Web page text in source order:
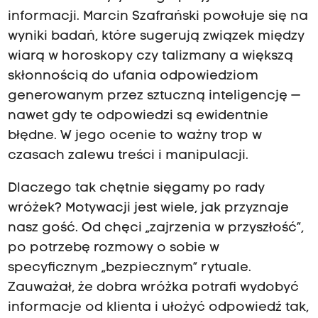
informacji. Marcin Szafrański powołuje się na
wyniki badań, które sugerują związek między
wiarą w horoskopy czy talizmany a większą
skłonnością do ufania odpowiedziom
generowanym przez sztuczną inteligencję —
nawet gdy te odpowiedzi są ewidentnie
błędne. W jego ocenie to ważny trop w
czasach zalewu treści i manipulacji.
Dlaczego tak chętnie sięgamy po rady
wróżek? Motywacji jest wiele, jak przyznaje
nasz gość. Od chęci „zajrzenia w przyszłość”,
po potrzebę rozmowy o sobie w
specyficznym „bezpiecznym” rytuale.
Zauważał, że dobra wróżka potrafi wydobyć
informacje od klienta i ułożyć odpowiedź tak,